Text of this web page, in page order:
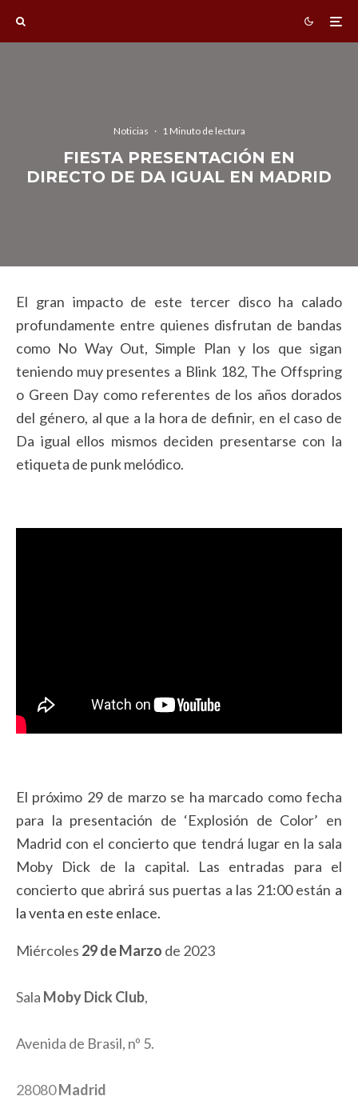
Noticias · 1 Minuto de lectura
FIESTA PRESENTACIÓN EN
DIRECTO DE DA IGUAL EN MADRID
El gran impacto de este tercer disco ha calado
profundamente entre quienes disfrutan de bandas
como No Way Out, Simple Plan y los que sigan
teniendo muy presentes a Blink 182, The Offspring
o Green Day como referentes de los años dorados
del género, al que a la hora de definir, en el caso de
Da igual ellos mismos deciden presentarse con la
etiqueta de punk melódico.
El próximo 29 de marzo se ha marcado como fecha
para la presentación de ‘Explosión de Color’ en
Madrid con el concierto que tendrá lugar en la sala
Moby Dick de la capital. Las entradas para el
concierto que abrirá sus puertas a las 21:00 están a
la venta en este enlace.
Miércoles 29 de Marzo de 2023
Sala Moby Dick Club,
Avenida de Brasil, nº 5.
28080Madrid